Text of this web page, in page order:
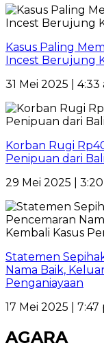
Kasus Paling
Incest Berujung
31 Mei 2025 |
Korban Rugi
Penipuan dari
29 Mei 2025 |
Statemen
Nama Baik,
Penganiayaan
17 Mei 2025 |
AGARA